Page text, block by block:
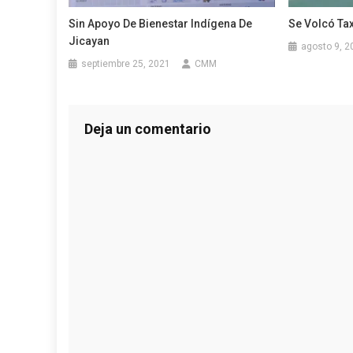
Sin Apoyo De Bienestar Indígena De
Jicayan
septiembre 25, 2021 CMM
Se Volcó
agosto 9,
Deja un comentario